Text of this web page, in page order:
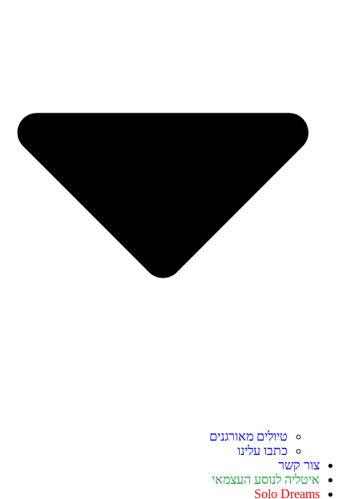
טיולים מאורגנים
כתבו עלינו
צור קשר
איטליה לנוסע העצמאי
Solo Dreams